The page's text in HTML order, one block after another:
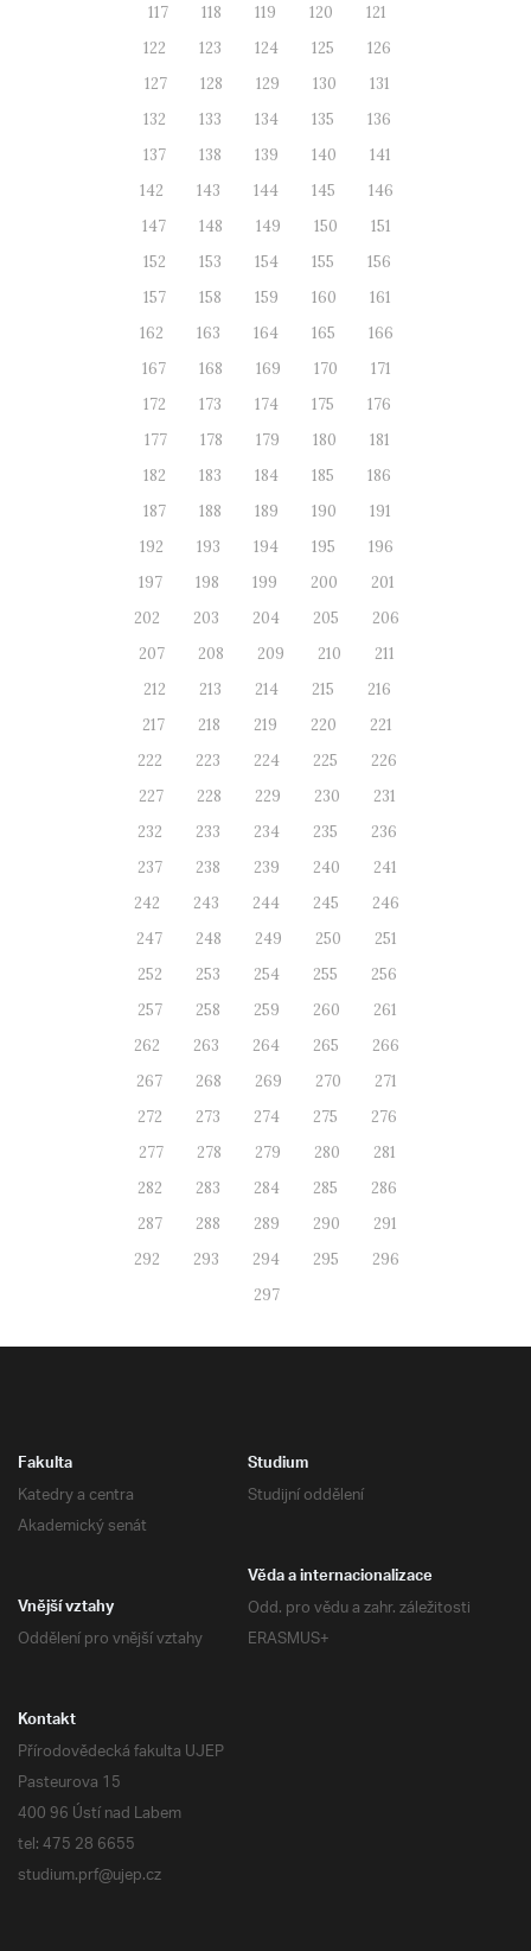
117
118 119 120
121
122
123 124 125
126
127
128 129 130
131
132
133 134 135
136
137
138 139 140
141
142
143 144 145
146
147
148 149 150
151
152
153 154 155
156
157
158 159 160
161
162
163 164 165
166
167
168 169 170
171
172
173 174 175
176
177
178 179 180
181
182
183 184 185
186
187
188 189 190
191
192
193 194 195
196
197
198 199 200
201
202
203 204 205
206
207
208 209 210
211
212
213 214 215
216
217
218 219 220
221
222
223 224 225
226
227
228 229 230
231
232
233 234 235
236
237
238 239 240
241
242
243 244 245
246
247
248 249 250
251
252
253 254 255
256
257
258 259 260
261
262
263 264 265
266
267
268 269 270
271
272
273 274 275
276
277
278 279 280
281
282
283 284 285
286
287
288 289 290
291
292
293 294 295
296
297
Fakulta
Katedry a centra
Akademický senát
Studium
Studijní oddělení
Věda a internacionalizace
Odd. pro vědu a zahr. záležitosti
ERASMUS+
Vnější vztahy
Oddělení pro vnější vztahy
Kontakt
Přírodovědecká fakulta UJEP
Pasteurova 15
400 96 Ústí nad Labem
tel: 475 28 6655
studium.prf@ujep.cz